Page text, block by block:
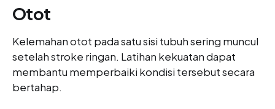
Otot
Kelemahan otot pada satu sisi tubuh sering muncul
setelah stroke ringan. Latihan kekuatan dapat
membantu memperbaiki kondisi tersebut secara
bertahap.